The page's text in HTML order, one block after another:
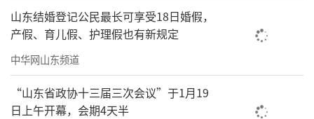
街、特色风味美食街、主题文化创意街并
称“三街”。同时，引水入园、理水营势，将
水元素与主要节点上的景观亭廊相融合，致力
于打造全国运河文化示范旅游项目。
山东结婚登记公民最长可享受18日婚假，
产假、育儿假、护理假也有新规定
中华网山东频道
“山东省政协十三届三次会议”于1月19
日上午开幕，会期4天半